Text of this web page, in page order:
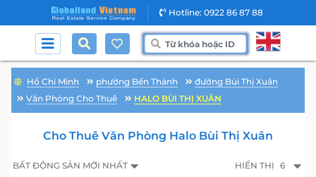
Hotline: 0922 86 87 88
Hồ Chí Minh phường Bến Thành
đường Bùi Thị Xuân
Văn Phòng Cho Thuê
HALO BÙI THỊ XUÂN
Cho Thuê Văn Phòng Halo Bùi Thị Xuân
BẤT ĐỘNG SẢN MỚI NHẤT HIỂN THỊ 6